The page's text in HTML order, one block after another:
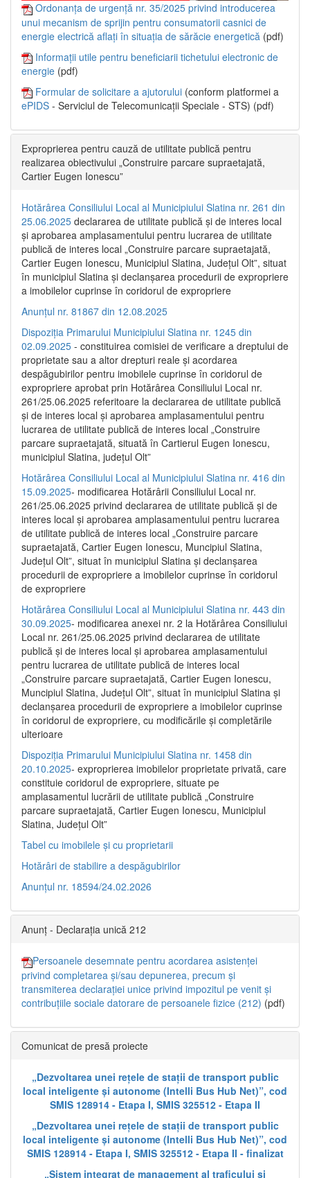
Ordonanța de urgență nr. 35/2025 privind introducerea
unui mecanism de sprijin pentru consumatorii casnici de
energie electrică aflați în situația de sărăcie energetică (pdf)
Informații utile pentru beneficiarii tichetului electronic de
energie (pdf)
Formular de solicitare a ajutorului (conform platformei a
ePIDS - Serviciul de Telecomunicații Speciale - STS) (pdf)
Exproprierea pentru cauză de utilitate publică pentru
realizarea obiectivului „Construire parcare supraetajată,
Cartier Eugen Ionescu”
Hotărârea Consiliului Local al Municipiului Slatina nr. 261 din
25.06.2025 declararea de utilitate publică și de interes local
și aprobarea amplasamentului pentru lucrarea de utilitate
publică de interes local „Construire parcare supraetajată,
Cartier Eugen Ionescu, Municipiul Slatina, Județul Olt”, situat
în municipiul Slatina și declanșarea procedurii de expropriere
a imobilelor cuprinse în coridorul de expropriere
Anunțul nr. 81867 din 12.08.2025
Dispoziția Primarului Municipiului Slatina nr. 1245 din
02.09.2025 - constituirea comisiei de verificare a dreptului de
proprietate sau a altor drepturi reale și acordarea
despăgubirilor pentru imobilele cuprinse în coridorul de
expropriere aprobat prin Hotărârea Consiliului Local nr.
261/25.06.2025 referitoare la declararea de utilitate publică
și de interes local și aprobarea amplasamentului pentru
lucrarea de utilitate publică de interes local „Construire
parcare supraetajată, situată în Cartierul Eugen Ionescu,
municipiul Slatina, județul Olt”
Hotărârea Consiliului Local al Municipiului Slatina nr. 416 din
15.09.2025- modificarea Hotărârii Consiliului Local nr.
261/25.06.2025 privind declararea de utilitate publică și de
interes local și aprobarea amplasamentului pentru lucrarea
de utilitate publică de interes local „Construire parcare
supraetajată, Cartier Eugen Ionescu, Muncipiul Slatina,
Județul Olt”, situat în municipiul Slatina și declanșarea
procedurii de expropriere a imobilelor cuprinse în coridorul
de expropriere
Hotărârea Consiliului Local al Municipiului Slatina nr. 443 din
30.09.2025- modificarea anexei nr. 2 la Hotărârea Consiliului
Local nr. 261/25.06.2025 privind declararea de utilitate
publică şi de interes local şi aprobarea amplasamentului
pentru lucrarea de utilitate publică de interes local
„Construire parcare supraetajată, Cartier Eugen Ionescu,
Muncipiul Slatina, Judeţul Olt”, situat în municipiul Slatina şi
declanşarea procedurii de expropriere a imobilelor cuprinse
în coridorul de expropriere, cu modificările şi completările
ulterioare
Dispoziția Primarului Municipiului Slatina nr. 1458 din
20.10.2025- exproprierea imobilelor proprietate privată, care
constituie coridorul de expropriere, situate pe
amplasamentul lucrării de utilitate publică „Construire
parcare supraetajată, Cartier Eugen Ionescu, Municipiul
Slatina, Județul Olt”
Tabel cu imobilele și cu proprietarii
Hotărâri de stabilire a despăgubirilor
Anunțul nr. 18594/24.02.2026
Anunț - Declarația unică 212
Persoanele desemnate pentru acordarea asistenței
privind completarea și/sau depunerea, precum și
transmiterea declarației unice privind impozitul pe venit și
contribuțiile sociale datorare de persoanele fizice (212) (pdf)
Comunicat de presă proiecte
„Dezvoltarea unei rețele de stații de transport public
local inteligente și autonome (Intelli Bus Hub Net)”, cod
SMIS 128914 - Etapa I, SMIS 325512 - Etapa II
„Dezvoltarea unei rețele de stații de transport public
local inteligente și autonome (Intelli Bus Hub Net)”, cod
SMIS 128914 - Etapa I, SMIS 325512 - Etapa II - finalizat
„Sistem integrat de management al traficului și